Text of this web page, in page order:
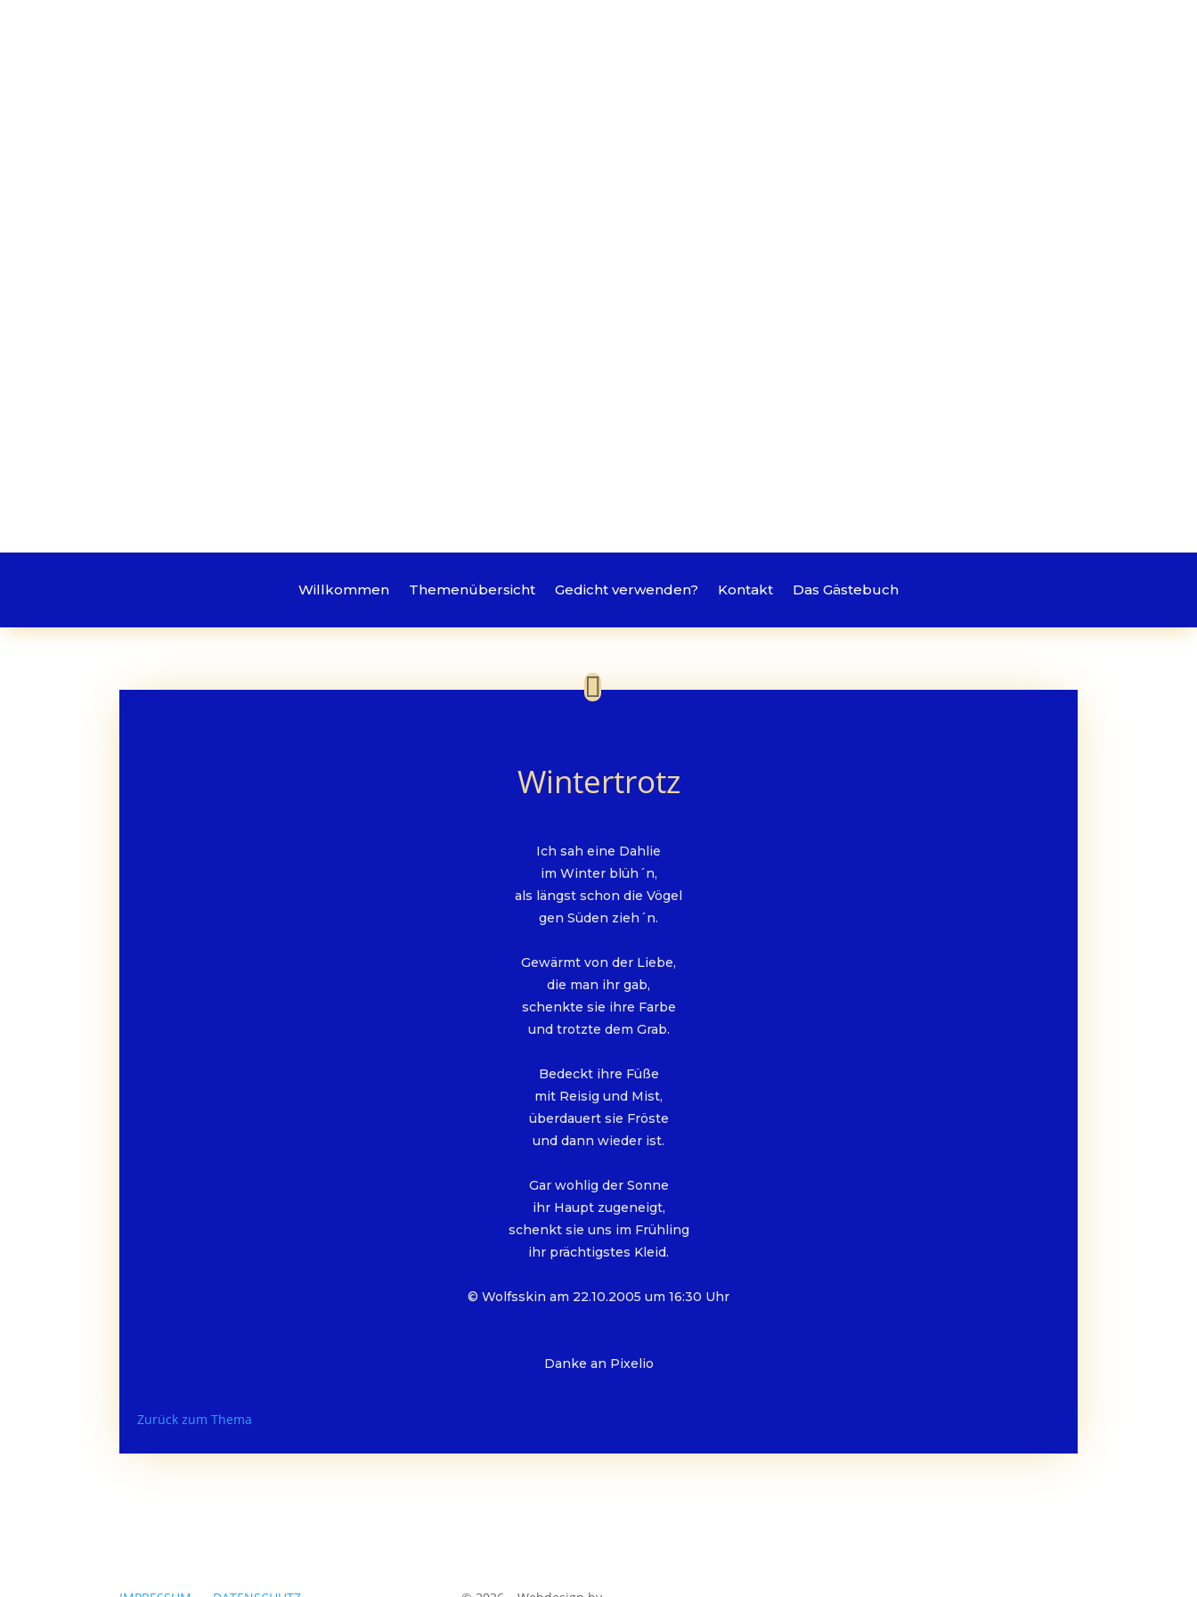
Willkommen Themenübersicht Gedicht verwenden? Kontakt Das Gästebuch
Wintertrotz
Ich sah eine Dahlie
im Winter blüh´n,
als längst schon die Vögel
gen Süden zieh´n.
Gewärmt von der Liebe,
die man ihr gab,
schenkte sie ihre Farbe
und trotzte dem Grab.
Bedeckt ihre Füße
mit Reisig und Mist,
überdauert sie Fröste
und dann wieder ist.
Gar wohlig der Sonne
ihr Haupt zugeneigt,
schenkt sie uns im Frühling
ihr prächtigstes Kleid.
© Wolfsskin am 22.10.2005 um 16:30 Uhr
Danke an Pixelio
Zurück zum Thema